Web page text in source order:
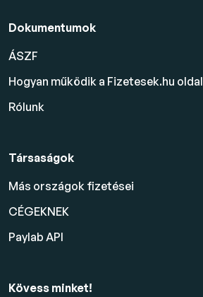
Dokumentumok
ÁSZF
Hogyan működik a Fizetesek.hu oldal
Rólunk
Társaságok
Más országok fizetései
CÉGEKNEK
Paylab API
Kövess minket!